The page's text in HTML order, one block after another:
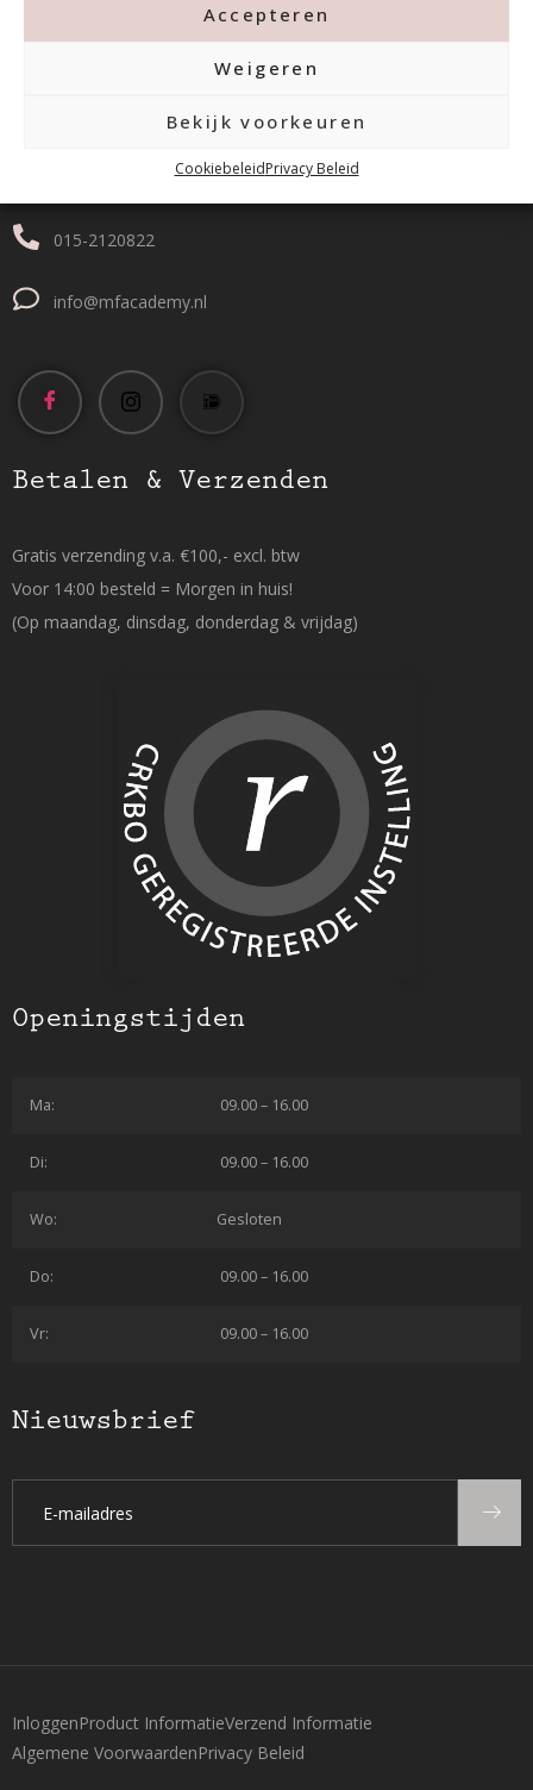
Accepteren
Weigeren
Bekijk voorkeuren
CookiebeleidPrivacy Beleid
Tanthofdreef 7 2623 EW Delft
015-2120822
info@mfacademy.nl
Betalen & Verzenden
Gratis verzending v.a. €100,- excl. btw
Voor 14:00 besteld = Morgen in huis!
(Op maandag, dinsdag, donderdag & vrijdag)
Openingstijden
Ma: 09.00 – 16.00
Di: 09.00 – 16.00
Wo: Gesloten
Do: 09.00 – 16.00
Vr: 09.00 – 16.00
Nieuwsbrief
InloggenProduct InformatieVerzend Informatie
Algemene VoorwaardenPrivacy Beleid